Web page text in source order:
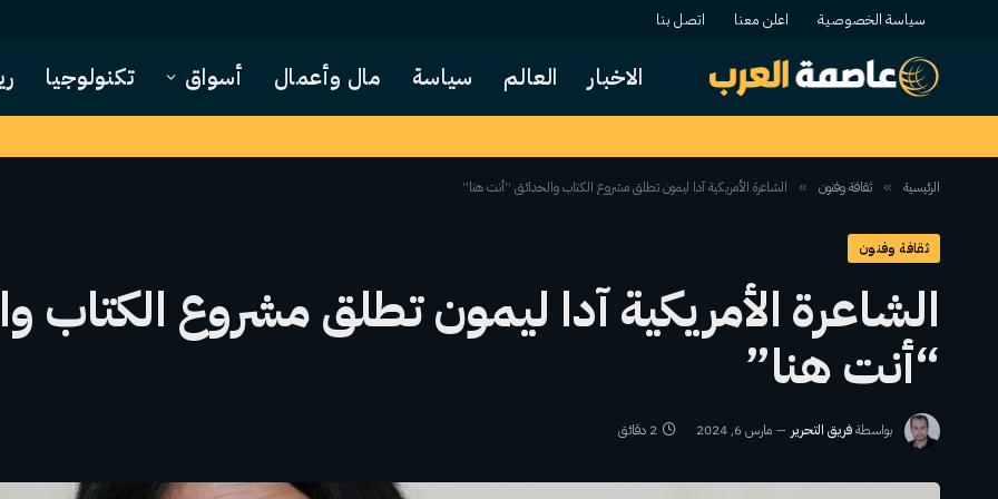
سياسة الخصوصية اعلن معنا اتصل بنا
الاخبار العالم سياسة مال وأعمال أسواق تكنولوجيا
الرئيسية » ثقافة وفنون » الشاعرة الأمريكية آدا ليمون تطلق مشروع الكتاب والحدائق “أنت هنا”
ثقافة وفنون
الشاعرة الأمريكية آدا ليمون تطلق مشروع الكتاب
“أنت هنا”
بواسطةفريق التحرير مارس 6, 2024 2 دقائق